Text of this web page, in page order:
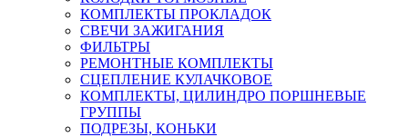
КОМПЛЕКТЫ ПРОКЛАДОК
СВЕЧИ ЗАЖИГАНИЯ
ФИЛЬТРЫ
РЕМОНТНЫЕ КОМПЛЕКТЫ
СЦЕПЛЕНИЕ КУЛАЧКОВОЕ
КОМПЛЕКТЫ, ЦИЛИНДРО ПОРШНЕВЫЕ
ГРУППЫ
ПОДРЕЗЫ, КОНЬКИ